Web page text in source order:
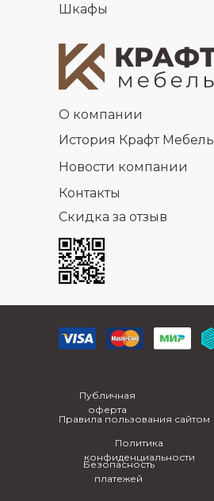
Шкафы
О компании
История Крафт Мебель
Новости компании
Контакты
Скидка за отзыв
Публичная
оферта
Правила пользования сайтом
Политика
конфиденциальности
Безопасность
платежей